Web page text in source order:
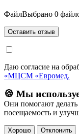
ФайлВыбрано 0
Даю согласие на
«МЦСМ «Евромед.
🍪 Мы
Они помогают делать
посещаемость и
Хорошо Отклонить